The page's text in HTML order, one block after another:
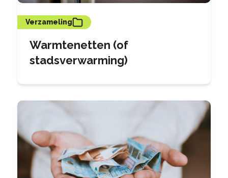
Verzameling
Warmtenetten (of
stadsverwarming)